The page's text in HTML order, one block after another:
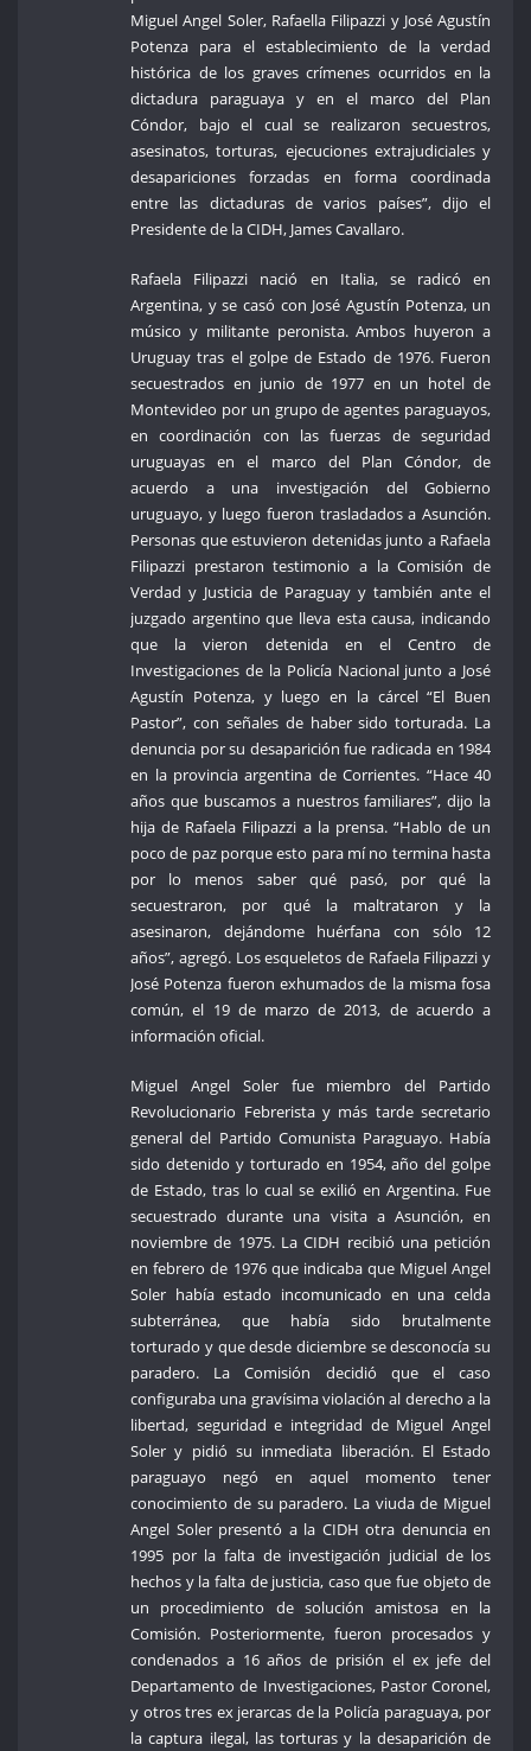
Miguel Angel Soler, Rafaella Filipazzi y José Agustín
Potenza para el establecimiento de la verdad
histórica de los graves crímenes ocurridos en la
dictadura paraguaya y en el marco del Plan
Cóndor, bajo el cual se realizaron secuestros,
asesinatos, torturas, ejecuciones extrajudiciales y
desapariciones forzadas en forma coordinada
entre las dictaduras de varios países”, dijo el
Presidente de la CIDH, James Cavallaro.
Rafaela Filipazzi nació en Italia, se radicó en
Argentina, y se casó con José Agustín Potenza, un
músico y militante peronista. Ambos huyeron a
Uruguay tras el golpe de Estado de 1976. Fueron
secuestrados en junio de 1977 en un hotel de
Montevideo por un grupo de agentes paraguayos,
en coordinación con las fuerzas de seguridad
uruguayas en el marco del Plan Cóndor, de
acuerdo a una investigación del Gobierno
uruguayo, y luego fueron trasladados a Asunción.
Personas que estuvieron detenidas junto a Rafaela
Filipazzi prestaron testimonio a la Comisión de
Verdad y Justicia de Paraguay y también ante el
juzgado argentino que lleva esta causa, indicando
que la vieron detenida en el Centro de
Investigaciones de la Policía Nacional junto a José
Agustín Potenza, y luego en la cárcel “El Buen
Pastor”, con señales de haber sido torturada. La
denuncia por su desaparición fue radicada en 1984
en la provincia argentina de Corrientes. “Hace 40
años que buscamos a nuestros familiares”, dijo la
hija de Rafaela Filipazzi a la prensa. “Hablo de un
poco de paz porque esto para mí no termina hasta
por lo menos saber qué pasó, por qué la
secuestraron, por qué la maltrataron y la
asesinaron, dejándome huérfana con sólo 12
años”, agregó. Los esqueletos de Rafaela Filipazzi y
José Potenza fueron exhumados de la misma fosa
común, el 19 de marzo de 2013, de acuerdo a
información oficial.
Miguel Angel Soler fue miembro del Partido
Revolucionario Febrerista y más tarde secretario
general del Partido Comunista Paraguayo. Había
sido detenido y torturado en 1954, año del golpe
de Estado, tras lo cual se exilió en Argentina. Fue
secuestrado durante una visita a Asunción, en
noviembre de 1975. La CIDH recibió una petición
en febrero de 1976 que indicaba que Miguel Angel
Soler había estado incomunicado en una celda
subterránea, que había sido brutalmente
torturado y que desde diciembre se desconocía su
paradero. La Comisión decidió que el caso
configuraba una gravísima violación al derecho a la
libertad, seguridad e integridad de Miguel Angel
Soler y pidió su inmediata liberación. El Estado
paraguayo negó en aquel momento tener
conocimiento de su paradero. La viuda de Miguel
Angel Soler presentó a la CIDH otra denuncia en
1995 por la falta de investigación judicial de los
hechos y la falta de justicia, caso que fue objeto de
un procedimiento de solución amistosa en la
Comisión. Posteriormente, fueron procesados y
condenados a 16 años de prisión el ex jefe del
Departamento de Investigaciones, Pastor Coronel,
y otros tres ex jerarcas de la Policía paraguaya, por
la captura ilegal, las torturas y la desaparición de